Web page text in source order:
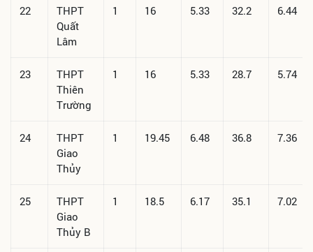
22
THPT
Quất
Lâm
1 16 5.33 32.2 6.44
23
THPT
Thiên
Trường
1 16 5.33 28.7 5.74
24
THPT
Giao
Thủy
1 19.45 6.48 36.8 7.36
25
THPT
Giao
Thủy B
1 18.5 6.17 35.1 7.02